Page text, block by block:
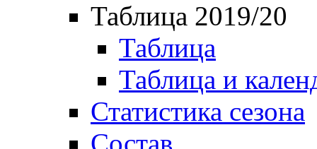
Таблица 2019/20
Таблица
Таблица и
Статистика сезона